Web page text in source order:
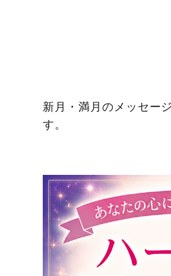
新月・満月のメッセー
す。